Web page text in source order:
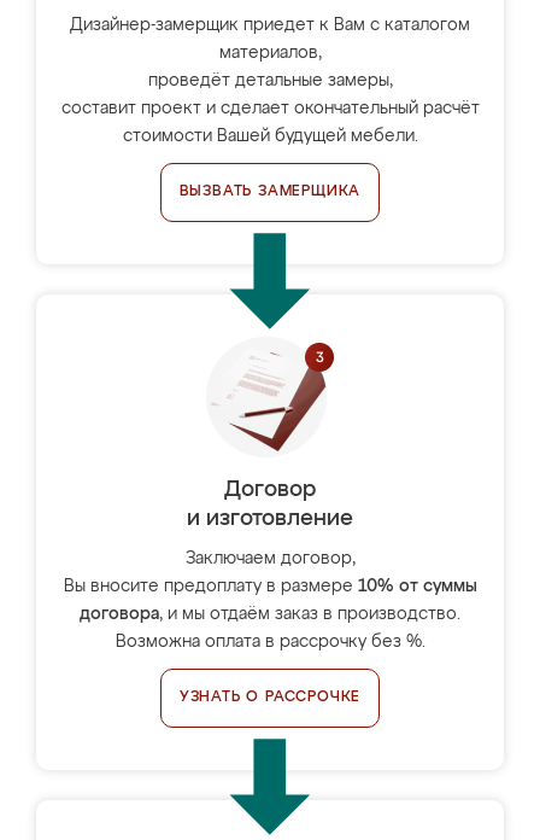
Дизайнер-замерщик приедет к Вам с каталогом
материалов,
проведёт детальные замеры,
составит проект и сделает окончательный расчёт
стоимости Вашей будущей мебели.
ВЫЗВАТЬ ЗАМЕРЩИКА
Договор
и изготовление
Заключаем договор,
Вы вносите предоплату в размере 10% от суммы
договора, и мы отдаём заказ в производство.
Возможна оплата в рассрочку без %.
УЗНАТЬ О РАССРОЧКЕ